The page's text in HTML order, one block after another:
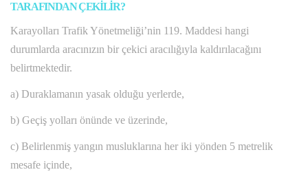
TARAFINDAN ÇEKİLİR?
Karayolları Trafik Yönetmeliği’nin 119. Maddesi hangi
durumlarda aracınızın bir çekici aracılığıyla kaldırılacağını
belirtmektedir.
a) Duraklamanın yasak olduğu yerlerde,
b) Geçiş yolları önünde ve üzerinde,
c) Belirlenmiş yangın musluklarına her iki yönden 5 metrelik
mesafe içinde,